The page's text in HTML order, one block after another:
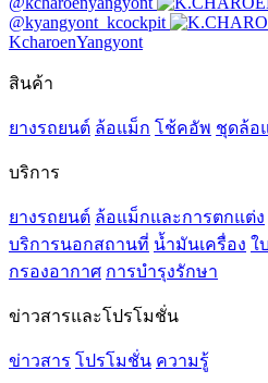
@kyangyont_kcockpit
KcharoenYangyont
สินค้า
ยางรถยนต์ ล้อแม็ก โช้คอัพ ชุดล้อ
บริการ
ยางรถยนต์ ล้อแม็กและการตกแต่ง
บริการนอกสถานที่ น้ำมันเครื่อง ใ
กรองอากาศ การบำรุงรักษา
ข่าวสารและโปรโมชั่น
ข่าวสาร โปรโมชั่น ความรู้